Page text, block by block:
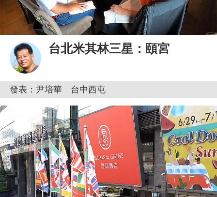
台北米其林三星：頤宮
發表：尹培華 台中西屯